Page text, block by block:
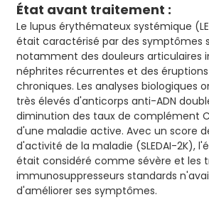
État avant traitement :
Le lupus érythémateux systémique
était caractérisé par des symptômes
notamment des douleurs articulaires
néphrites récurrentes et des
chroniques. Les analyses biologiques
très élevés d'anticorps anti-ADN
diminution des taux de complément
d'une maladie active. Avec un score
d'activité de la maladie (SLEDAI-2K),
était considéré comme sévère et les
immunosuppresseurs standards
d'améliorer ses symptômes.